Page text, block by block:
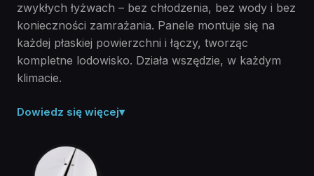
zwykłych łyżwach – bez chłodzenia, bez wody i bez
konieczności zamrażania. Panele montuje się na
każdej płaskiej powierzchni i łączy, tworząc
kompletne lodowisko. Działa wszędzie, w każdym
klimacie.
Dowiedz się więcej▾
Polimer stały, nie lód.